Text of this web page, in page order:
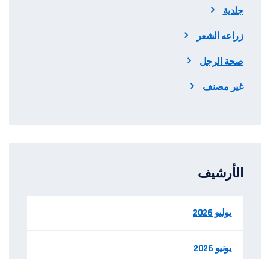
جلدية
زراعه الشعر
صحة الرجل
غير مصنف
الأرشيف
يوليو 2026
يونيو 2026